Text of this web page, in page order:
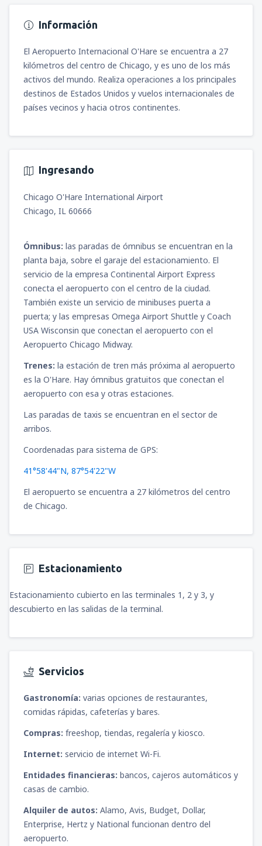
Información
El Aeropuerto Internacional O'Hare se encuentra a 27
kilómetros del centro de Chicago, y es uno de los más
activos del mundo. Realiza operaciones a los principales
destinos de Estados Unidos y vuelos internacionales de
países vecinos y hacia otros continentes.
Ingresando
Chicago O'Hare International Airport
Chicago, IL 60666
Ómnibus: las paradas de ómnibus se encuentran en la
planta baja, sobre el garaje del estacionamiento. El
servicio de la empresa Continental Airport Express
conecta el aeropuerto con el centro de la ciudad.
También existe un servicio de minibuses puerta a
puerta; y las empresas Omega Airport Shuttle y Coach
USA Wisconsin que conectan el aeropuerto con el
Aeropuerto Chicago Midway.
Trenes: la estación de tren más próxima al aeropuerto
es la O'Hare. Hay ómnibus gratuitos que conectan el
aeropuerto con esa y otras estaciones.
Las paradas de taxis se encuentran en el sector de
arribos.
Coordenadas para sistema de GPS:
41°58'44"N, 87°54'22"W
El aeropuerto se encuentra a 27 kilómetros del centro
de Chicago.
Estacionamiento
Estacionamiento cubierto en las terminales 1, 2 y 3, y
descubierto en las salidas de la terminal.
Servicios
Gastronomía: varias opciones de restaurantes,
comidas rápidas, cafeterías y bares.
Compras: freeshop, tiendas, regalería y kiosco.
Internet: servicio de internet Wi-Fi.
Entidades financieras: bancos, cajeros automáticos y
casas de cambio.
Alquiler de autos: Alamo, Avis, Budget, Dollar,
Enterprise, Hertz y National funcionan dentro del
aeropuerto.